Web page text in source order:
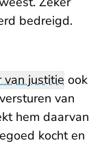
bedreigd.
van justitie ook
van
hem daarvan
kocht en